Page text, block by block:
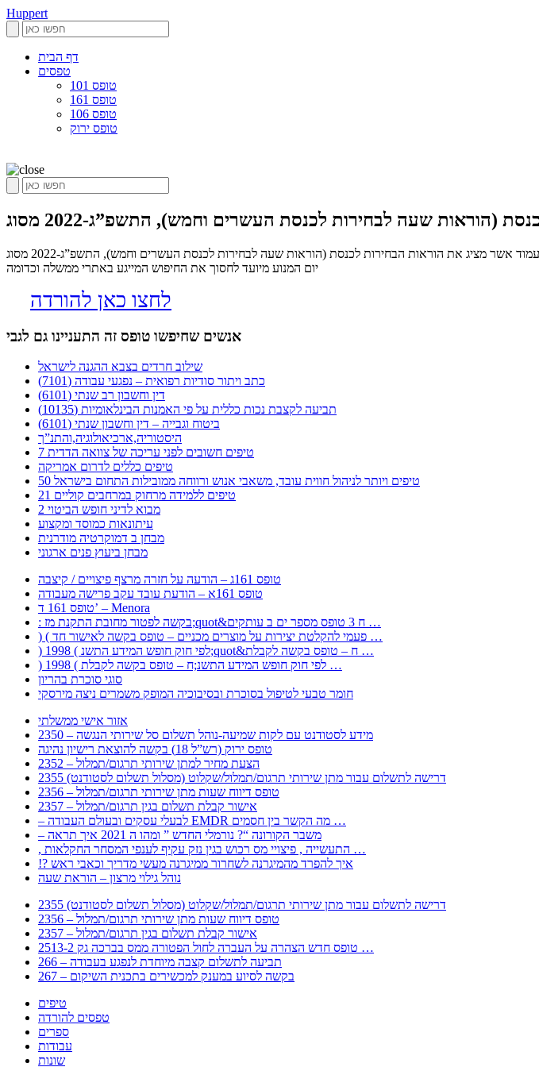
Huppert
דף הבית
טפסים
טופס 101
טופס 161
טופס 106
טופס ירוק
הינך בעמוד אשר מציג את הוראות הבחירות לכנסת (הוראות שעה לבחירות לכנסת העשרים וחמש), התשפ”ג-2022 מסוג pdf, הופרט הינו אלגוריתם שסורק את הרשת בחיפוש אחר טפסים שיכולים לשמש כל אחד בחיי היום
יום המנוע מיועד לחסוך את החיפוש המייגע באתרי ממשלה וכדומה
לחצו כאן להורדה
אנשים שחיפשו טופס זה התעניינו גם לגבי
שילוב חרדים בצבא ההגנה לישראל
כתב ויתור סודיות רפואית – נפגעי עבודה (7101)
דין וחשבון רב שנתי (6101)
תביעה לקצבת נכות כללית על פי האמנות הבינלאומיות (10135)
ביטוח וגבייה – דין וחשבון שנתי (6101)
היסטוריה,ארכיאולוגיה,והתנ”ך
7 טיפים חשובים לפני עריכה של צוואה הדדית
טיפים כללים לדרום אמריקה
50 טיפים ויותר לניהול חווית עובד, משאבי אנוש ורווחה ממובילות התחום בישראל
21 טיפים ללמידה מרחוק במרחבים קוליים
מבוא לדיני חופש הביטוי 2
עיתונאות כמוסד ומקצוע
מבחן ב דמוקרטיה מודרנית
מבחן ביעוץ פנים ארגוני
טופס 161ג – הודעה על חזרה מרצף פיצויים / קיצבה
טופס 161א – הודעת עובד עקב פרישה מעבודה
טופס 161 ד’ – Menora
: בקשה לפטור מחובת התקנת מז;quot&ח 3 טופס מספר ים ב עותקים …
) ( פעמי להקלטת יצירות על מוצרים מכניים – טופס בקשה לאישור חד …
) 1998 ( לפי חוק חופש המידע התשנ;quot&ח – טופס בקשה לקבלת …
) 1998 ( לפי חוק חופש המידע התשנ;ח – טופס בקשה לקבלת …
סוגי סוכרת בהריון
חומר טבעי לטיפול בסוכרת ובסיבוכיה המופק משמרים ניצה מירסקי
אזור אישי ממשלתי
2350 – מידע לסטודנט עם לקות שמיעה-נוהל תשלום סל שירותי הנגשה
טופס ירוק (רש”ל 18) בקשה להוצאת רישיון נהיגה
2352 – הצעת מחיר למתן שירותי תרגום/תמלול
2355 דרישה לתשלום עבור מתן שירותי תרגום/תמלול/שקלוט (מסלול תשלום לסטודנט)
2356 – טופס דיווח שעות מתן שירותי תרגום/תמלול
2357 – אישור קבלת תשלום בגין תרגום/תמלול
– לבעלי עסקים ובעולם העבודה EMDR מה הקשר בין חסמים …
– משבר הקורונה “? נורמלי החדש ” ומהו ה 2021 איך תראה
, התעשייה , פיצויי מס רכוש בגין נזק עקיף לענפי המסחר החקלאות …
!? איך להפרד מהמיגרנה לשחרור ממיגרנה מעשי מדריך וכאבי ראש
נוהל גילוי מרצון – הוראת שעה
2355 דרישה לתשלום עבור מתן שירותי תרגום/תמלול/שקלוט (מסלול תשלום לסטודנט)
2356 – טופס דיווח שעות מתן שירותי תרגום/תמלול
2357 – אישור קבלת תשלום בגין תרגום/תמלול
2513-2 טופס חדש הצהרה על העברה לחול הפטורה ממס בברכה גק …
266 – תביעה לתשלום קצבה מיוחדת לנפגע בעבודה
267 – בקשה לסיוע במענק למכשירים בתכנית השיקום
טיפים
טפסים להורדה
ספרים
עבודות
שונות